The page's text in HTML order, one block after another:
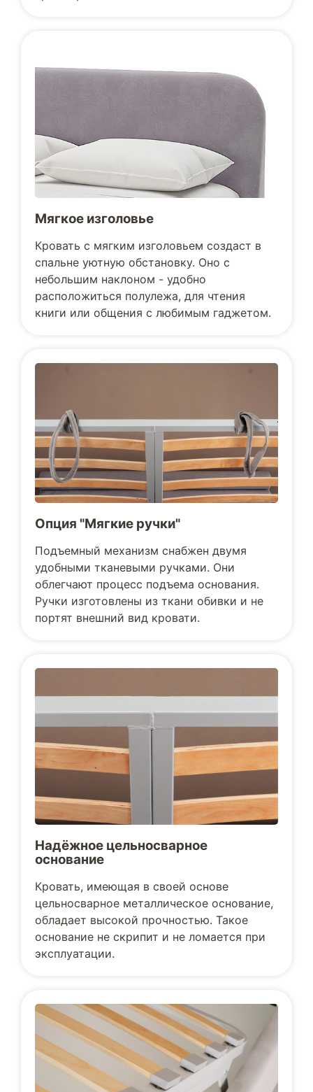
Мягкое изголовье
Кровать с мягким изголовьем создаст в
спальне уютную обстановку. Оно с
небольшим наклоном - удобно
расположиться полулежа, для чтения
книги или общения с любимым гаджетом.
Опция "Мягкие ручки"
Подъемный механизм снабжен двумя
удобными тканевыми ручками. Они
облегчают процесс подъема основания.
Ручки изготовлены из ткани обивки и не
портят внешний вид кровати.
Надёжное цельносварное
основание
Кровать, имеющая в своей основе
цельносварное металлическое основание,
обладает высокой прочностью. Такое
основание не скрипит и не ломается при
эксплуатации.